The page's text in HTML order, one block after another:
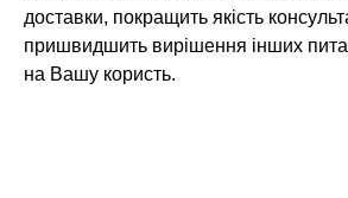
доставки, покращить якість
пришвидшить вирішення інших
на Вашу користь.